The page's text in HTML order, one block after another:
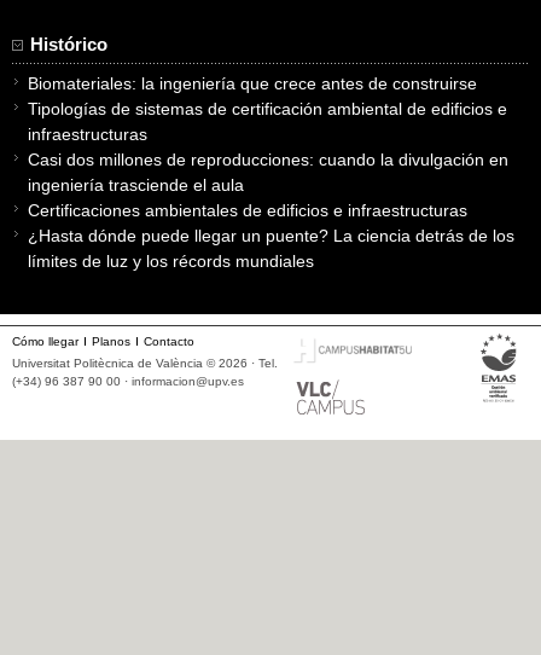
Histórico
Biomateriales: la ingeniería que crece antes de construirse
Tipologías de sistemas de certificación ambiental de edificios e
infraestructuras
Casi dos millones de reproducciones: cuando la divulgación en
ingeniería trasciende el aula
Certificaciones ambientales de edificios e infraestructuras
¿Hasta dónde puede llegar un puente? La ciencia detrás de los
límites de luz y los récords mundiales
Cómo llegar Planos
Contacto
Universitat Politècnica de València © 2026 · Tel.
(+34) 96 387 90 00 · informacion@upv.es